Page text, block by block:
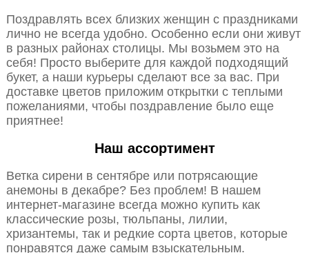
Поздравлять всех близких женщин с праздниками
лично не всегда удобно. Особенно если они живут
в разных районах столицы. Мы возьмем это на
себя! Просто выберите для каждой подходящий
букет, а наши курьеры сделают все за вас. При
доставке цветов приложим открытки с теплыми
пожеланиями, чтобы поздравление было еще
приятнее!
Наш ассортимент
Ветка сирени в сентябре или потрясающие
анемоны в декабре? Без проблем! В нашем
интернет-магазине всегда можно купить как
классические розы, тюльпаны, лилии,
хризантемы, так и редкие сорта цветов, которые
понравятся даже самым взыскательным.